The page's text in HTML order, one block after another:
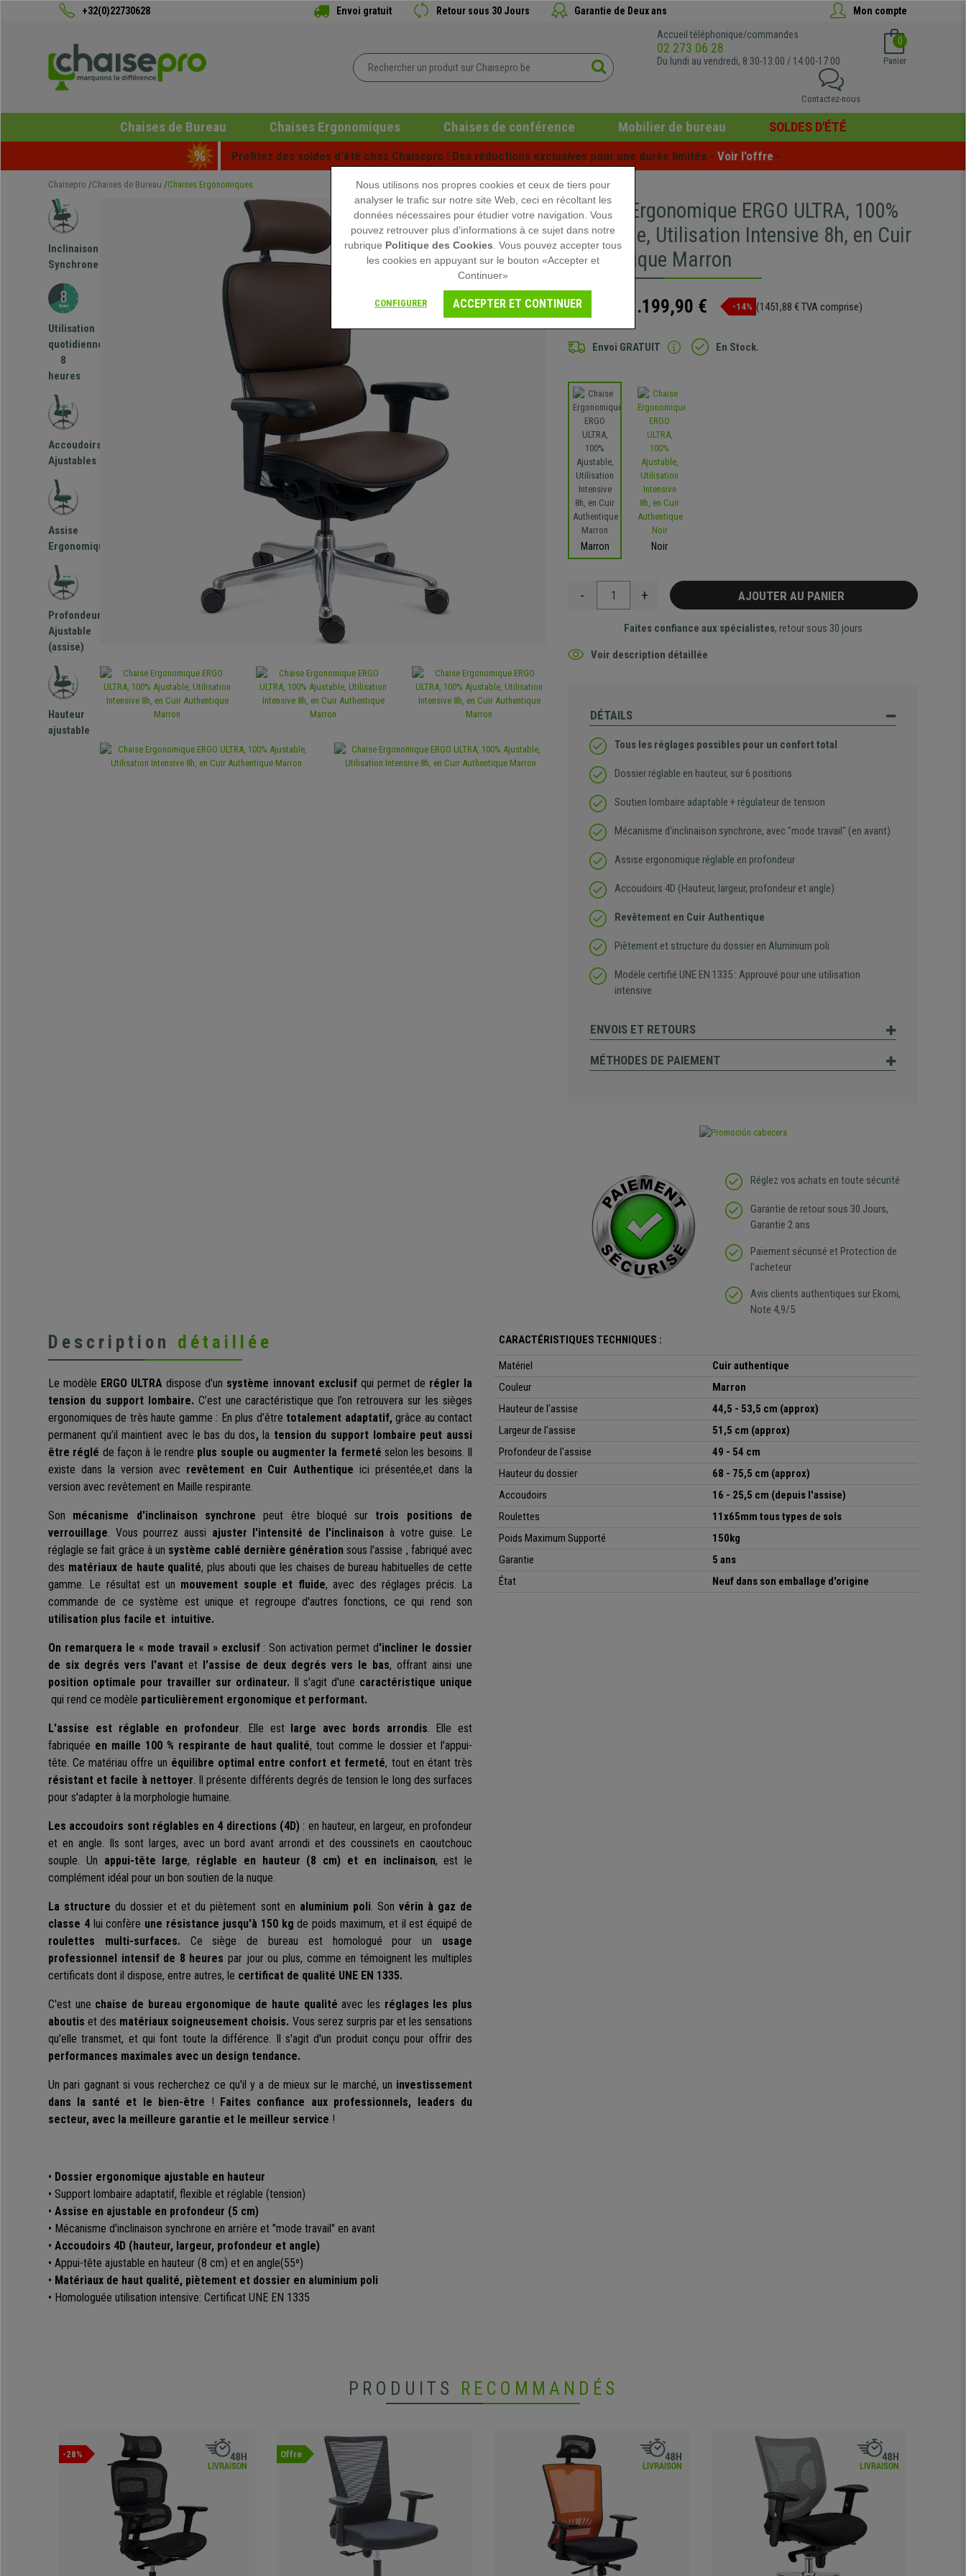
+32(0)22730628 Envoi gratuit Retour sous 30 Jours Garantie de Deux ans Mon compte
Accueil téléphonique/commandes
02 273 06 28
Du lundi au vendredi, 8:30-13:00 / 14:00-17:00
0
Panier
Contactez-nous
Chaises de Bureau Chaises Ergonomiques Chaises de conférence Mobilier de bureau SOLDES D'ÉTÉ
Profitez des soldes d'été chez Chaisepro ! Des réductions exclusives pour une durée limitée - Voir l'offre -
Chaisepro Chaises de Bureau Chaises Ergonomiques
Inclinaison
Synchrone
Utilisation
quotidienne
8
heures
Accoudoirs
Ajustables
Assise
Ergonomique
Profondeur
Ajustable
(assise)
Hauteur
ajustable
Chaise Ergonomique ERGO ULTRA, 100%
Ajustable, Utilisation Intensive 8h, en Cuir
Authentique Marron
1.399,90 € 1.199,90 € -14% (1451,88 € TVA comprise)
Envoi GRATUIT En Stock.
Marron Noir
- + AJOUTER AU PANIER
Faites confiance aux spécialistes, retour sous 30 jours
Voir description détaillée
DÉTAILS
Tous les réglages possibles pour un confort total
Dossier réglable en hauteur, sur 6 positions
Soutien lombaire adaptable + régulateur de tension
Mécanisme d'inclinaison synchrone, avec "mode travail" (en avant)
Assise ergonomique réglable en profondeur
Accoudoirs 4D (Hauteur, largeur, profondeur et angle)
Revêtement en Cuir Authentique
Piètement et structure du dossier en Aluminium poli
Modèle certifié UNE EN 1335 : Approuvé pour une utilisation
intensive
ENVOIS ET RETOURS
MÉTHODES DE PAIEMENT
Réglez vos achats en toute sécurité
Garantie de retour sous 30 Jours,
Garantie 2 ans
Paiement sécurisé et Protection de
l'acheteur
Avis clients authentiques sur Ekomi,
Note 4,9/5
Description détaillée
Le modèle ERGO ULTRA dispose d’un système innovant exclusifqui permet de régler la
tension du support lombaire. C’est une caractéristique que l’on retrouvera sur les sièges
ergonomiques de très haute gamme : En plus d’être totalement adaptatif,grâce au contact
permanent qu’il maintient avec le bas du dos,la tension du support lombaire peut aussi
être réglé de façon à le rendre plus souple ou augmenter la fermeté selon les besoins. Il
existe dans la version avec revêtement en Cuir Authentique ici présentée,et dans la
version avec revêtement en Maille respirante.
Son mécanisme d'inclinaison synchrone peut être bloqué sur trois positions de
verrouillage. Vous pourrez aussi ajuster l'intensité de l'inclinaison à votre guise. Le
réglagle se fait grâce à un système cablé dernière génération sous l'assise , fabriqué avec
des matériaux de haute qualité, plus abouti que les chaises de bureau habituelles de cette
gamme. Le résultat est un mouvement souple et fluide, avec des réglages précis. La
commande de ce système est unique et regroupe d'autres fonctions, ce qui rend son
utilisation plus facile et intuitive.
On remarquera le « mode travail » exclusif : Son activation permet d'incliner le dossier
de six degrés vers l'avant et l'assise de deux degrés vers le bas, offrant ainsi une
position optimale pour travailler sur ordinateur. Il s'agit d'une caractéristique unique
qui rend ce modèle particulièrement ergonomique et performant.
L'assise est réglable en profondeur. Elle est large avec bords arrondis. Elle est
fabriquée en maille 100 % respirante de haut qualité, tout comme le dossier et l'appui-
tête. Ce matériau offre un équilibre optimal entre confort et fermeté, tout en étant très
résistant et facile à nettoyer. Il présente différents degrés de tension le long des surfaces
pour s'adapter à la morphologie humaine.
Les accoudoirs sont réglables en 4 directions (4D) : en hauteur, en largeur, en profondeur
et en angle. Ils sont larges, avec un bord avant arrondi et des coussinets en caoutchouc
souple. Un appui-tête large, réglable en hauteur (8 cm) et en inclinaison, est le
complément idéal pour un bon soutien de la nuque.
La structure du dossier et et du piètement sont en aluminium poli. Son vérin à gaz de
classe 4lui confère une résistance jusqu'à 150 kg de poids maximum, et il est équipé de
roulettes multi-surfaces. Ce siège de bureau est homologué pour un usage
professionnel intensif de 8 heures par jour ou plus, comme en témoignent les multiples
certificats dont il dispose, entre autres, le certificat de qualité UNE EN 1335.
C'est une chaise de bureau ergonomique de haute qualité avec les réglages les plus
aboutis et des matériaux soigneusement choisis. Vous serez surpris par et les sensations
qu'elle transmet, et qui font toute la différence. Il s'agit d'un produit conçu pour offrir des
performances maximales avec un design tendance.
Un pari gagnant si vous recherchez ce qu'il y a de mieux sur le marché, un investissement
dans la santé et le bien-être ! Faites confiance aux professionnels, leaders du
secteur, avec la meilleure garantie et le meilleur service !
• Dossier ergonomique ajustable en hauteur
• Support lombaire adaptatif, flexible et réglable (tension)
• Assise en ajustable en profondeur (5 cm)
• Mécanisme d'inclinaison synchrone en arrière et "mode travail" en avant
• Accoudoirs 4D (hauteur, largeur, profondeur et angle)
• Appui-tête ajustable en hauteur (8 cm) et en angle(55º)
• Matériaux de haut qualité, piètement et dossier en aluminium poli
• Homologuée utilisation intensive: Certificat UNE EN 1335
CARACTÉRISTIQUES TECHNIQUES :
Matériel
Cuir authentique
Couleur
Marron
Hauteur de l'assise
44,5 - 53,5 cm (approx)
Largeur de l'assise
51,5 cm (approx)
Profondeur de l'assise
49 - 54 cm
Hauteur du dossier
68 - 75,5 cm (approx)
Accoudoirs
16 - 25,5 cm (depuis l'assise)
Roulettes
11x65mm tous types de sols
Poids Maximum Supporté
150kg
Garantie
5 ans
État
Neuf dans son emballage d'origine
PRODUITS RECOMMANDÉS
-28% Offre
Nous utilisons nos propres cookies et ceux de tiers pour
analyser le trafic sur notre site Web, ceci en récoltant les
données nécessaires pour étudier votre navigation. Vous
pouvez retrouver plus d'informations à ce sujet dans notre
rubrique Politique des Cookies . Vous pouvez accepter tous
les cookies en appuyant sur le bouton «Accepter et
Continuer»
CONFIGURER ACCEPTER ET CONTINUER